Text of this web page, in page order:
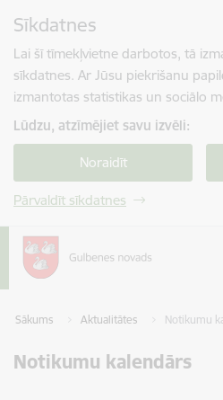
Sīkdatnes
Lai šī tīmekļvietne darbotos, tā
sīkdatnes. Ar Jūsu piekrišanu
izmantotas statistikas un sociālo
Lūdzu, atzīmējiet savu izvēli:
Noraidīt
Pārvaldīt sīkdatnes
Sākums Aktualitātes Notikumu
Notikumu kalendārs